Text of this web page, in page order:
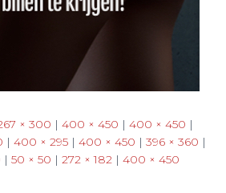
× 300 | 400 × 450 | 400 × 450 |
| 400 × 295 | 400 × 450 | 396 × 360 |
| 50 × 50 | 272 × 182 | 400 × 450